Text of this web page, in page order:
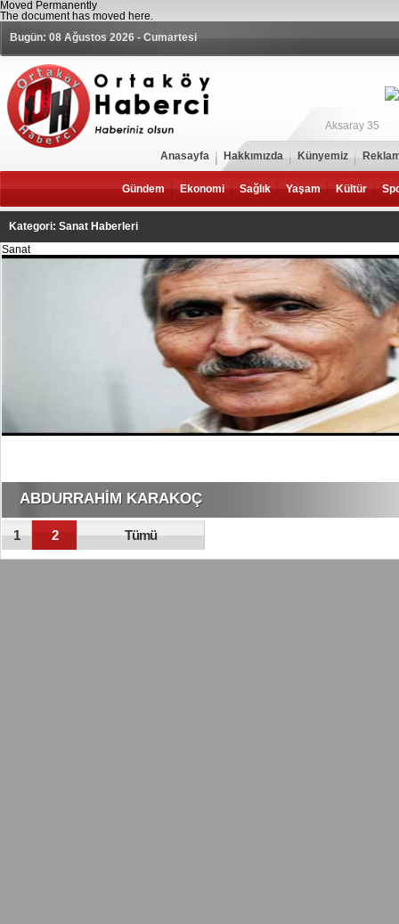
Moved Permanently
The document has moved here.
Bugün: 08 Ağustos 2026 - Cumartesi
Aksaray 35
Anasayfa Hakkımızda Künyemiz
Gündem Ekonomi Sağlık Yaşam Kültür
Kategori: Sanat Haberleri
Sanat
ABDURRAHİM KARAKOÇ
1 2 Tümü